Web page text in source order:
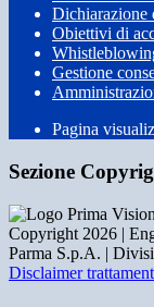
Dichiarazione
Obiettivi di
Gestione
Pagina
Sezione
Copyright 2026 |
Parma S.p.A. |
Disclaimer